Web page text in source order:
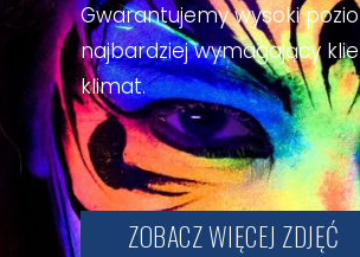
Gwarantujemy wysoki
najbardziej wymagający
klimat.
ZOBACZ WIĘCEJ ZDJĘĆ